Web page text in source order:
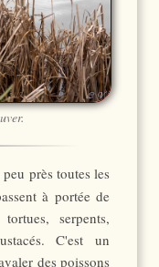
près toutes les
à portée de
serpents,
C'est un
des poissons